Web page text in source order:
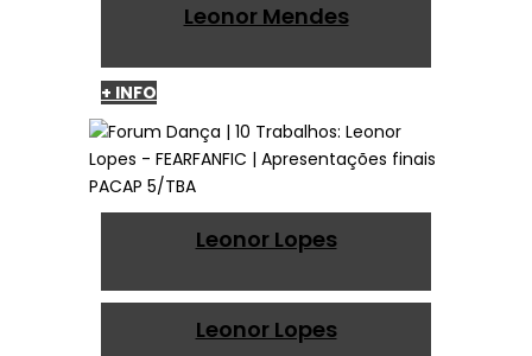
Leonor Mendes
+ INFO
Leonor Lopes
Leonor Lopes